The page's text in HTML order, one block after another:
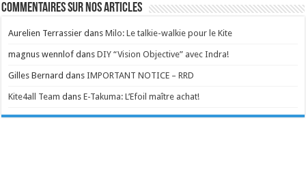
Commentaires sur nos articles
Aurelien Terrassier dansMilo: Le talkie-walkie pour le Kite
magnus wennlof dansDIY “Vision Objective” avec Indra!
Gilles Bernard dansIMPORTANT NOTICE – RRD
Kite4all Team dansE-Takuma: L’Efoil maître achat!